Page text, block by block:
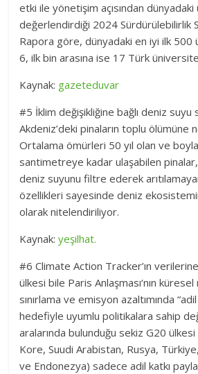
etki ile yönetişim açısından
değerlendirdiği 2024 Sürdürülebilirlik
Rapora göre, dünyadaki en iyi ilk 500
6, ilk bin arasına ise 17 Türk
Kaynak: gazeteduvar
#5 İklim değişikliğine bağlı deniz suyu
Akdeniz’deki pinaların toplu ölümüne
Ortalama ömürleri 50 yıl olan ve
santimetreye kadar ulaşabilen
deniz suyunu filtre ederek
özellikleri sayesinde deniz
olarak nitelendiriliyor.
Kaynak:yeşilhat.
#6 Climate Action Tracker’ın
ülkesi bile Paris Anlaşması‘nın küresel
sınırlama ve emisyon azaltımında “adil
hedefiyle uyumlu politikalara sahip
aralarında bulunduğu sekiz G20
Kore, Suudi Arabistan, Rusya,
ve Endonezya) sadece adil katkı